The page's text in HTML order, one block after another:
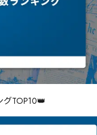
グTOP10👑